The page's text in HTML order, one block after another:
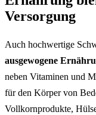
Versorgung
Auch hochwertige
ausgewogene
neben Vitaminen und
für den Körper von
Vollkornprodukte,